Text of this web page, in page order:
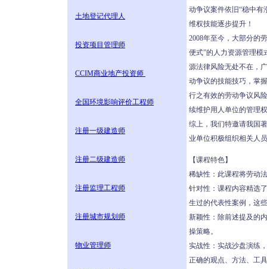
土地登记代理人
投资项目管理师
CCIM商业地产投资师
全国环境影响评价工程师
注册一级建造师
注册二级建造师
注册监理工程师
注册城市规划师
物业管理师
动争议案件依旧“稳中有
维权技能逐步提升！
2008年至今，大部分的
便式”的人力资源管理
源法律风险无处不在，
动争议的技能技巧，掌
行之有效的劳动争议风
续维护用人单位的管理
综上，我们特邀请我国
业单位积极组织相关人
【课程特色】
稀缺性：此课程将劳动
针对性：课程内容精选
生过的代表性案例，这
新颖性：除前述提及的
操策略。
实战性：实战沙盘演练
正确的观点、方法、工